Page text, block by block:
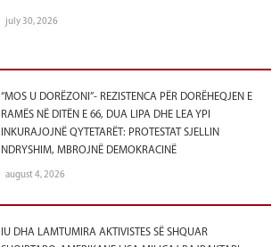
july 30, 2026
“MOS U DORËZONI”- REZISTENCA PËR DORËHEQJEN E
RAMËS NË DITËN E 66, DUA LIPA DHE LEA YPI
INKURAJOJNË QYTETARËT: PROTESTAT SJELLIN
NDRYSHIM, MBROJNË DEMOKRACINË
august 4, 2026
IU DHA LAMTUMIRA AKTIVISTES SË SHQUAR